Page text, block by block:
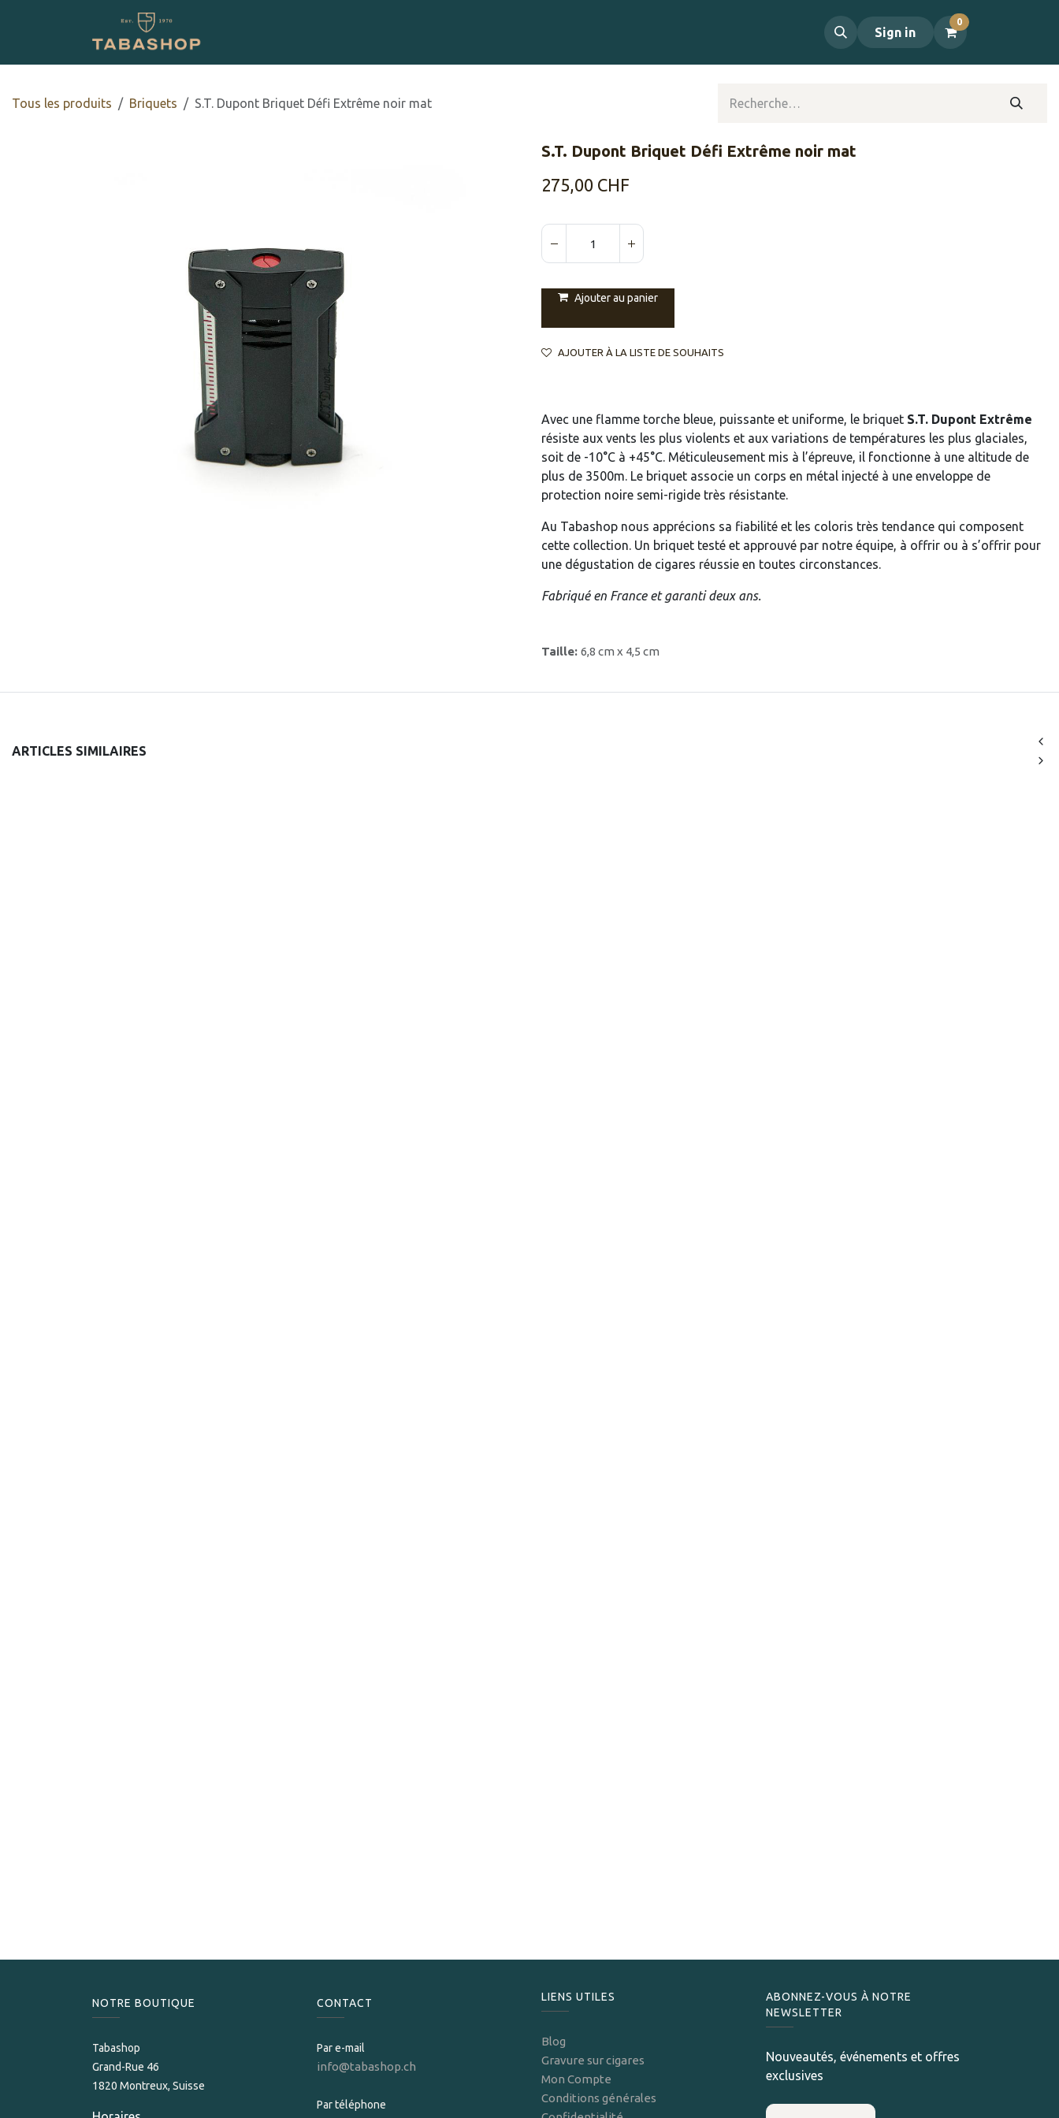
Sign in
0
Tous les produits ​​​​Briquets S.T. Dupont Briquet Défi Extrême noir mat
S.T. Dupont Briquet Défi Extrême noir mat
275,00 CHF
Ajouter au panier
AJOUTER À LA LISTE DE SOUHAITS
Avec une flamme torche bleue, puissante et uniforme, le briquet S.T. Dupont Extrême
résiste aux vents les plus violents et aux variations de températures les plus glaciales,
soit de -10°C à +45°C. Méticuleusement mis à l’épreuve, il fonctionne à une altitude de
plus de 3500m. Le briquet associe un corps en métal injecté à une enveloppe de
protection noire semi-rigide très résistante.
Au Tabashop nous apprécions sa fiabilité et les coloris très tendance qui composent
cette collection. Un briquet testé et approuvé par notre équipe, à offrir ou à s’offrir pour
une dégustation de cigares réussie en toutes circonstances.
Fabriqué en France et garanti deux ans.
Taille: 6,8 cm x 4,5 cm
ARTICLES SIMILAIRES
NOTRE BOUTIQUE
Tabashop
Grand-Rue 46
1820 Montreux, Suisse
CONTACT
Par e-mail
info@tabashop.ch
Par téléphone
LIENS UTILES
Blog
Gravure sur cigares
Mon Compte
Conditions générales
ABONNEZ-VOUS À NOTRE
NEWSLETTER
Nouveautés, événements et offres
exclusives